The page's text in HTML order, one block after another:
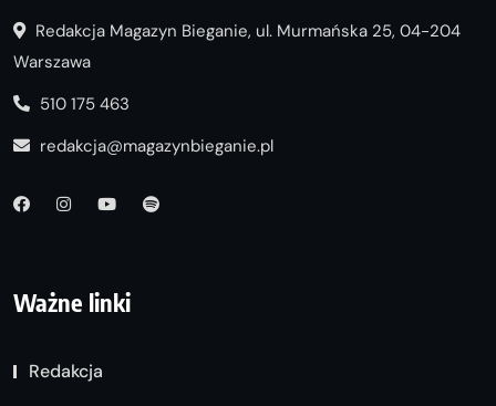
Redakcja Magazyn Bieganie, ul. Murmańska 25, 04-204
Warszawa
510 175 463
redakcja@magazynbieganie.pl
Ważne linki
Redakcja